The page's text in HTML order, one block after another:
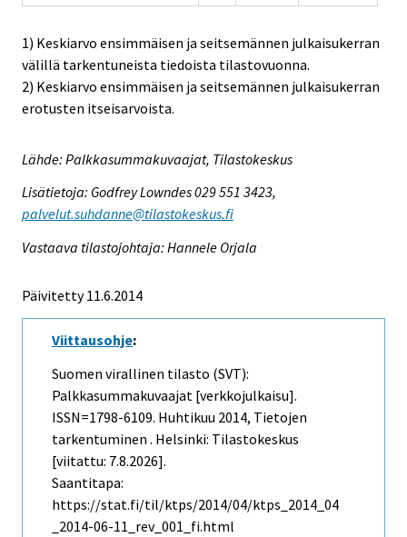
1) Keskiarvo ensimmäisen ja seitsemännen julkaisukerran
välillä tarkentuneista tiedoista tilastovuonna.
2) Keskiarvo ensimmäisen ja seitsemännen julkaisukerran
erotusten itseisarvoista.
Lähde: Palkkasummakuvaajat, Tilastokeskus
Lisätietoja: Godfrey Lowndes 029 551 3423,
palvelut.suhdanne@tilastokeskus.fi
Vastaava tilastojohtaja: Hannele Orjala
Päivitetty 11.6.2014
Viittausohje:
Suomen virallinen tilasto (SVT):
Palkkasummakuvaajat [verkkojulkaisu].
ISSN=1798-6109. Huhtikuu 2014, Tietojen
tarkentuminen . Helsinki: Tilastokeskus
[viitattu: 7.8.2026].
Saantitapa:
https://stat.fi/til/ktps/2014/04/ktps_2014_04
_2014-06-11_rev_001_fi.html